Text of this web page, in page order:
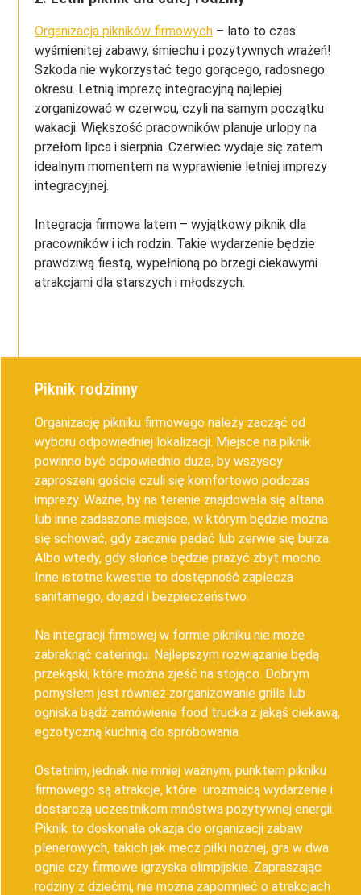
Organizacja pikników firmowych – lato to czas
wyśmienitej zabawy, śmiechu i pozytywnych wrażeń!
Szkoda nie wykorzystać tego gorącego, radosnego
okresu. Letnią imprezę integracyjną najlepiej
zorganizować w czerwcu, czyli na samym początku
wakacji. Większość pracowników planuje urlopy na
przełom lipca i sierpnia. Czerwiec wydaje się zatem
idealnym momentem na wyprawienie letniej imprezy
integracyjnej.
Integracja firmowa latem – wyjątkowy piknik dla
pracowników i ich rodzin. Takie wydarzenie będzie
prawdziwą fiestą, wypełnioną po brzegi ciekawymi
atrakcjami dla starszych i młodszych.
Piknik rodzinny
Organizację pikniku firmowego należy zacząć od
wyboru odpowiedniej lokalizacji. Miejsce na piknik
powinno być odpowiednio duże, by wszyscy
zaproszeni goście czuli się komfortowo podczas
imprezy. Ważne, by na terenie znajdowała się altana
lub inne zadaszone miejsce, w którym będzie można
się schować, gdy zacznie padać lub zerwie się burza.
Albo wtedy, gdy słońce będzie prażyć zbyt mocno.
Inne istotne kwestie to dostępność zaplecza
sanitarnego, dojazd i bezpieczeństwo.
Na integracji firmowej w formie pikniku nie może
zabraknąć cateringu. Najlepszym rozwiązanie będą
przekąski, które można zjeść na stojąco. Dobrym
pomysłem jest również zorganizowanie grilla lub
ogniska bądź zamówienie food trucka z jakąś ciekawą,
egzotyczną kuchnią do spróbowania.
Ostatnim, jednak nie mniej ważnym, punktem pikniku
firmowego są atrakcje, które urozmaicą wydarzenie i
dostarczą uczestnikom mnóstwa pozytywnej energii.
Piknik to doskonała okazja do organizacji zabaw
plenerowych, takich jak mecz piłki nożnej, gra w dwa
ognie czy firmowe igrzyska olimpijskie. Zapraszając
rodziny z dziećmi, nie można zapomnieć o atrakcjach